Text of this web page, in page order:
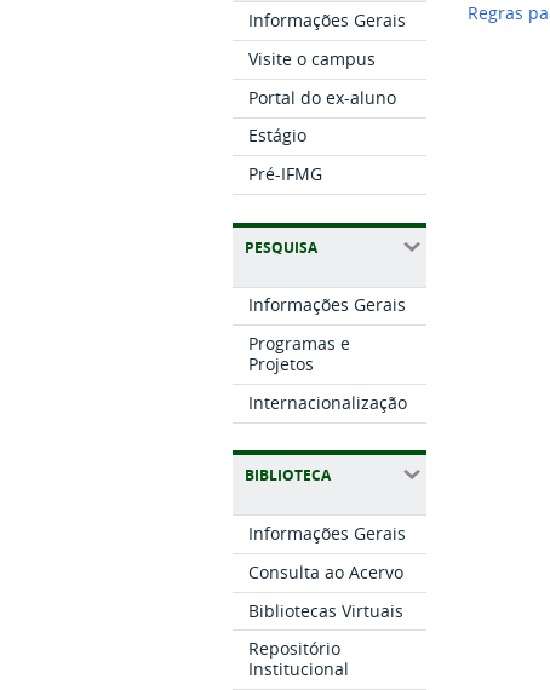
Informações Gerais
Visite o campus
Portal do ex-aluno
Estágio
Pré-IFMG
PESQUISA
Informações Gerais
Programas e
Projetos
Internacionalização
BIBLIOTECA
Informações Gerais
Consulta ao Acervo
Bibliotecas Virtuais
Repositório
Institucional
Regras